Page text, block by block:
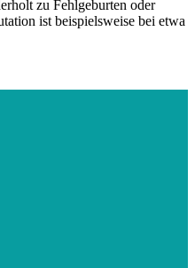
zu Fehlgeburten oder
ist beispielsweise bei etwa